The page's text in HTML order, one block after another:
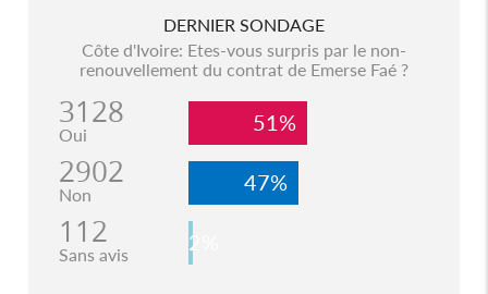
DERNIER SONDAGE
Côte d'Ivoire: Etes-vous surpris par le non-
renouvellement du contrat de Emerse Faé ?
3128
Oui 51%
2902
Non 47%
112
Sans avis 2%